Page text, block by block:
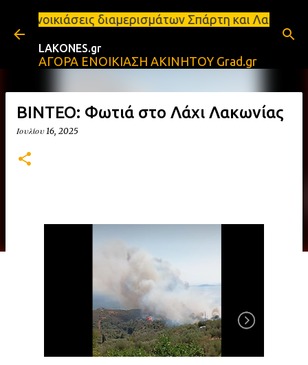
Μετάβαση στο κύριο περιεχόμενο
διαμερισμάτων Σπάρτη και Λακωνία Σπάρτη -
LAKONES.gr
ΑΓΟΡΑ ΕΝΟΙΚΙΑΣΗ ΑΚΙΝΗΤΟΥ Grad.gr
ΒΙΝΤΕΟ: Φωτιά στο Λάχι Λακωνίας
Ιουλίου 16, 2025